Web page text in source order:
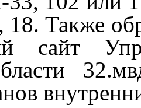
18. Также
сайт